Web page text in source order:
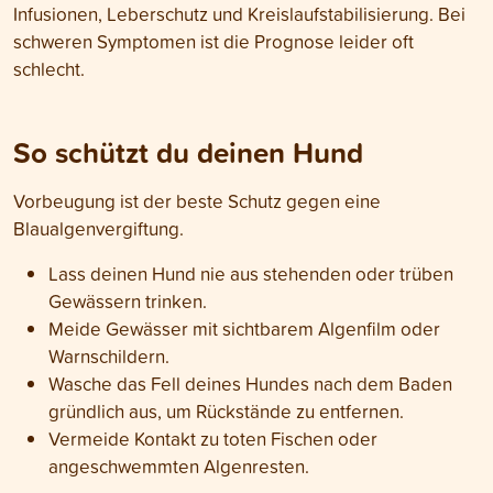
Infusionen, Leberschutz und Kreislaufstabilisierung. Bei
schweren Symptomen ist die Prognose leider oft
schlecht.
So schützt du deinen Hund
Vorbeugung ist der beste Schutz gegen eine
Blaualgenvergiftung.
Lass deinen Hund nie aus stehenden oder trüben
Gewässern trinken.
Meide Gewässer mit sichtbarem Algenfilm oder
Warnschildern.
Wasche das Fell deines Hundes nach dem Baden
gründlich aus, um Rückstände zu entfernen.
Vermeide Kontakt zu toten Fischen oder
angeschwemmten Algenresten.